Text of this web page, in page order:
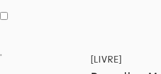
[LIVRE]